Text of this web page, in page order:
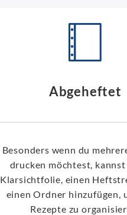
Abgeheftet
Besonders wenn du
drucken möchtest, kannst
Klarsichtfolie, einen
einen Ordner hinzufügen,
Rezepte zu